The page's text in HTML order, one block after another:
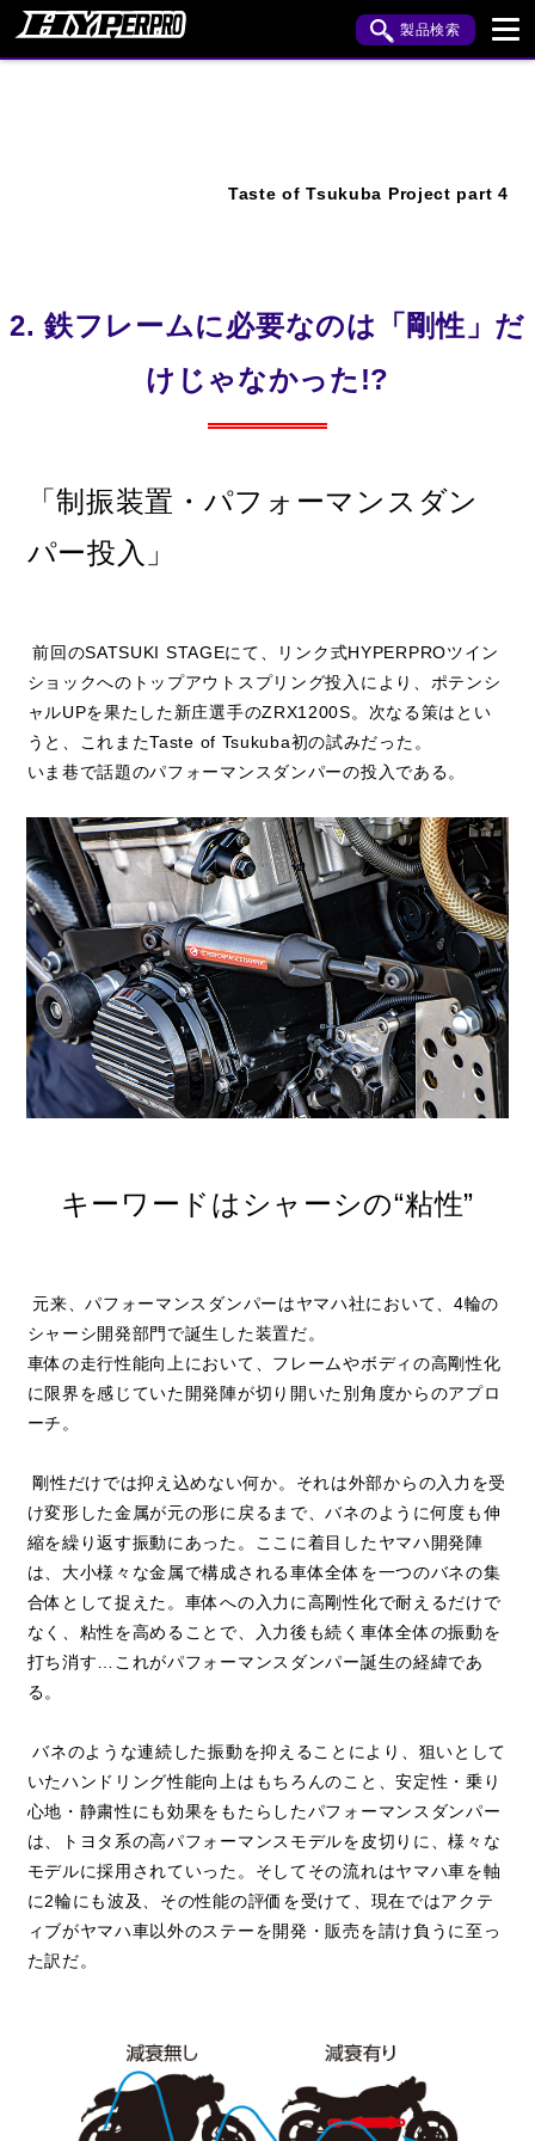
製品検索
BUELL CAGIVA DUCATI
HARLEY DAVIDSON HUSQVANA
MOTO GUZZI
TRIUMPH
Taste of Tsukuba Project part 4
2. 鉄フレームに必要なのは「剛性」だ
けじゃなかった!?
「制振装置・パフォーマンスダン
パー投入」
前回のSATSUKI STAGEにて、リンク式HYPERPROツイン
ショックへのトップアウトスプリング投入により、ポテンシ
ャルUPを果たした新庄選手のZRX1200S。次なる策はとい
うと、これまたTaste of Tsukuba初の試みだった。
いま巷で話題のパフォーマンスダンパーの投入である。
キーワードはシャーシの“粘性”
元来、パフォーマンスダンパーはヤマハ社において、4輪の
シャーシ開発部門で誕生した装置だ。
車体の走行性能向上において、フレームやボディの高剛性化
に限界を感じていた開発陣が切り開いた別角度からのアプロ
ーチ。
剛性だけでは抑え込めない何か。それは外部からの入力を受
け変形した金属が元の形に戻るまで、バネのように何度も伸
縮を繰り返す振動にあった。ここに着目したヤマハ開発陣
は、大小様々な金属で構成される車体全体を一つのバネの集
合体として捉えた。車体への入力に高剛性化で耐えるだけで
なく、粘性を高めることで、入力後も続く車体全体の振動を
打ち消す…これがパフォーマンスダンパー誕生の経緯であ
る。
バネのような連続した振動を抑えることにより、狙いとして
いたハンドリング性能向上はもちろんのこと、安定性・乗り
心地・静粛性にも効果をもたらしたパフォーマンスダンパー
は、トヨタ系の高パフォーマンスモデルを皮切りに、様々な
モデルに採用されていった。そしてその流れはヤマハ車を軸
に2輪にも波及、その性能の評価を受けて、現在ではアクテ
ィブがヤマハ車以外のステーを開発・販売を請け負うに至っ
た訳だ。